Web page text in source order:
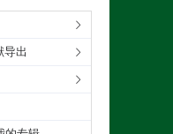
导出